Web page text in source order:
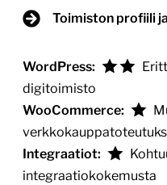
Toimiston profiili
WordPress:
digitoimisto
WooCommerce:
Integraatiot:
integraatiokokemusta